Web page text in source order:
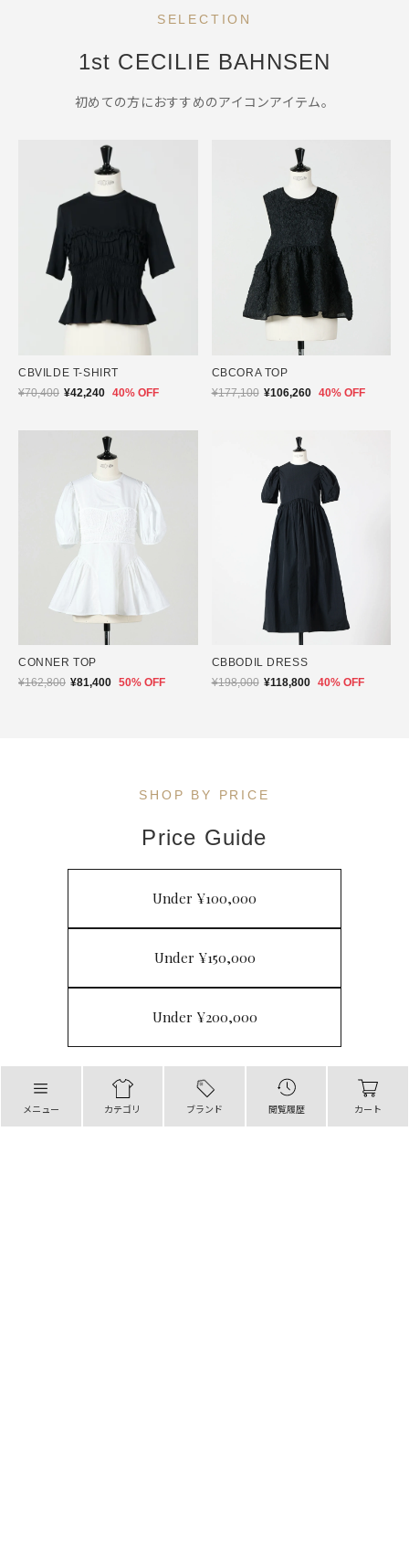
メニュー カテゴリ ブランド 閲覧履歴 カート
SELECTION
1st CECILIE BAHNSEN
初めての方におすすめのアイコンアイテム。
CBVILDE T-SHIRT
¥70,400 ¥42,240 40% OFF
CBCORA TOP
¥177,100 ¥106,260 40% OFF
CONNER TOP
¥162,800 ¥81,400 50% OFF
CBBODIL DRESS
¥198,000 ¥118,800 40% OFF
SHOP BY PRICE
Price Guide
Under ¥100,000
Under ¥150,000
Under ¥200,000